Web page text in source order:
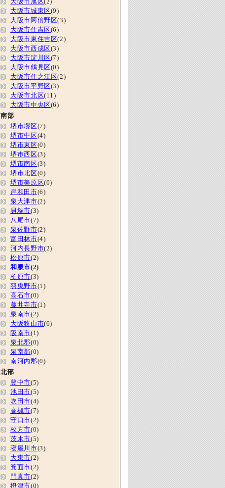
大阪市旭区(2)
大阪市城東区 (9)
大阪市阿倍野区(3)
大阪市住吉区 (6)
大阪市東住吉区(2)
大阪市西成区 (3)
大阪市淀川区 (7)
大阪市鶴見区 (0)
大阪市住之江区(2)
大阪市平野区 (3)
大阪市北区(11)
大阪市中央区 (6)
南部
堺市堺区 (7)
堺市中区 (4)
堺市東区 (0)
堺市西区 (3)
堺市南区 (3)
堺市北区 (0)
堺市美原区(0)
岸和田市(6)
泉大津市(2)
貝塚市(3)
八尾市(7)
泉佐野市(2)
富田林市(4)
河内長野市(2)
松原市(2)
和泉市(2)
柏原市(3)
羽曳野市(1)
高石市(0)
藤井寺市(1)
泉南市(2)
大阪狭山市(0)
阪南市(1)
泉北郡(0)
泉南郡(0)
南河内郡(0)
北部
豊中市(5)
池田市(5)
吹田市(4)
高槻市(7)
守口市(2)
枚方市(0)
茨木市(5)
寝屋川市(3)
大東市(2)
箕面市(2)
門真市(2)
摂津市(0)